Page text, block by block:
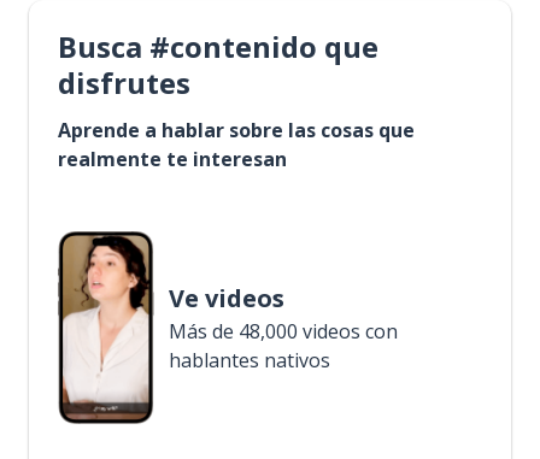
Busca #contenido que
disfrutes
Aprende a hablar sobre las cosas que
realmente te interesan
Ve videos
Más de 48,000 videos con
hablantes nativos